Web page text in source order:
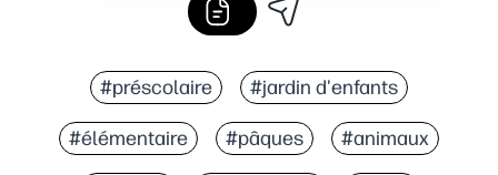
#préscolaire #jardin d'enfants
#élémentaire #pâques #animaux